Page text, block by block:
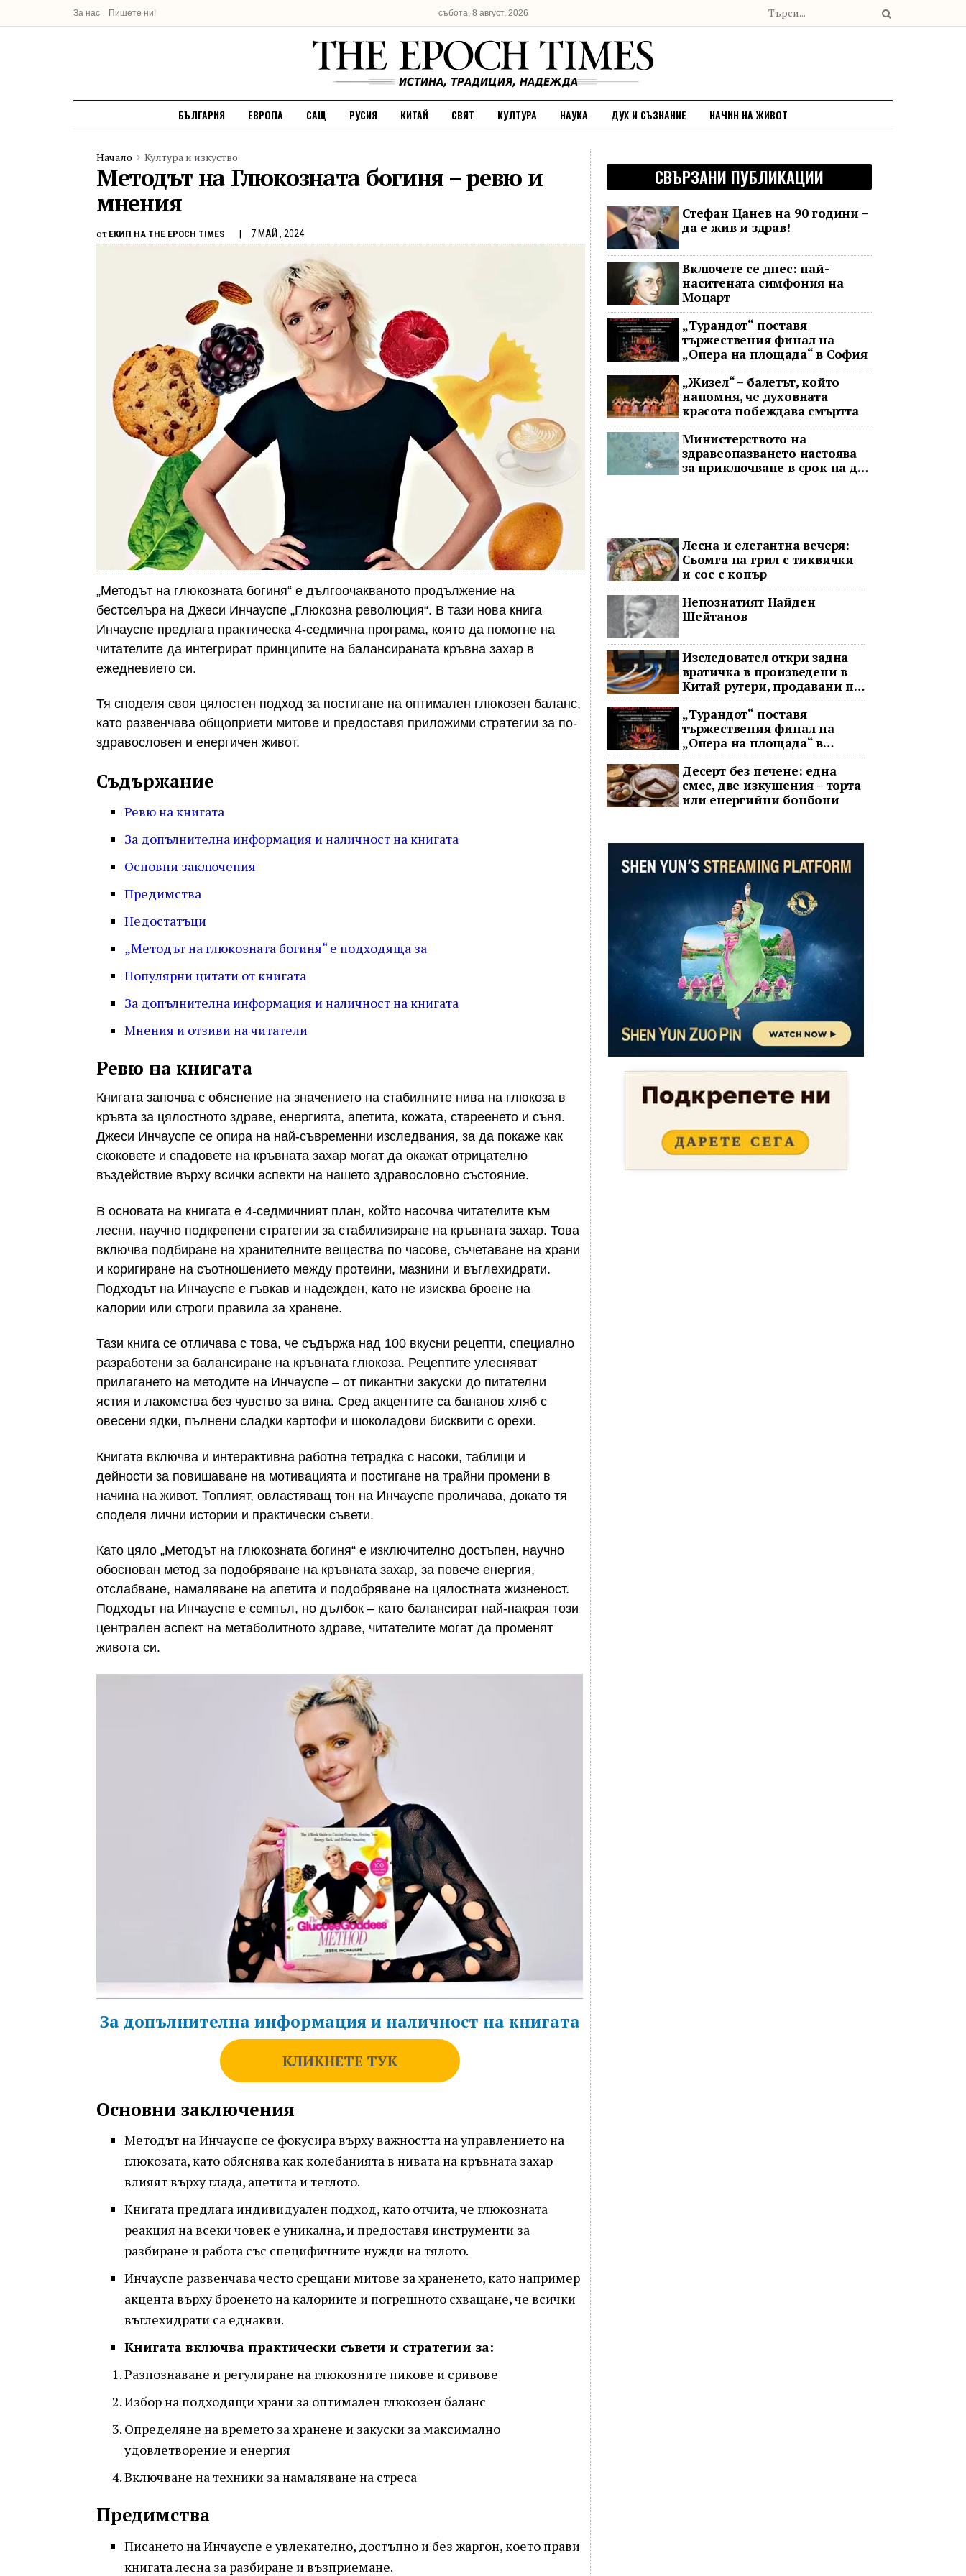
За нас Пишете ни! събота, 8 август, 2026
БЪЛГАРИЯ ЕВРОПА САЩ РУСИЯ КИТАЙ СВЯТ КУЛТУРА НАУКА ДУХ И СЪЗНАНИЕ НАЧИН НА ЖИВОТ
Начало Култура и изкуство
Методът на Глюкозната богиня – ревю и
мнения
от ЕКИП НА THE EPOCH TIMES 7 МАЙ , 2024
„Методът на глюкозната богиня“ е дългоочакваното продължение на
бестселъра на Джеси Инчауспе „Глюкозна революция“. В тази нова книга
Инчауспе предлага практическа 4-седмична програма, която да помогне на
читателите да интегрират принципите на балансираната кръвна захар в
ежедневието си.
Тя споделя своя цялостен подход за постигане на оптимален глюкозен баланс,
като развенчава общоприети митове и предоставя приложими стратегии за по-
здравословен и енергичен живот.
Съдържание
Ревю на книгата
За допълнителна информация и наличност на книгата
Основни заключения
Предимства
Недостатъци
„Методът на глюкозната богиня“ е подходяща за
Популярни цитати от книгата
За допълнителна информация и наличност на книгата
Мнения и отзиви на читатели
Ревю на книгата
Книгата започва с обяснение на значението на стабилните нива на глюкоза в
кръвта за цялостното здраве, енергията, апетита, кожата, стареенето и съня.
Джеси Инчауспе се опира на най-съвременни изследвания, за да покаже как
скоковете и спадовете на кръвната захар могат да окажат отрицателно
въздействие върху всички аспекти на нашето здравословно състояние.
В основата на книгата е 4-седмичният план, който насочва читателите към
лесни, научно подкрепени стратегии за стабилизиране на кръвната захар. Това
включва подбиране на хранителните вещества по часове, съчетаване на храни
и коригиране на съотношението между протеини, мазнини и въглехидрати.
Подходът на Инчауспе е гъвкав и надежден, като не изисква броене на
калории или строги правила за хранене.
Тази книга се отличава с това, че съдържа над 100 вкусни рецепти, специално
разработени за балансиране на кръвната глюкоза. Рецептите улесняват
прилагането на методите на Инчауспе – от пикантни закуски до питателни
ястия и лакомства без чувство за вина. Сред акцентите са бананов хляб с
овесени ядки, пълнени сладки картофи и шоколадови бисквити с орехи.
Книгата включва и интерактивна работна тетрадка с насоки, таблици и
дейности за повишаване на мотивацията и постигане на трайни промени в
начина на живот. Топлият, овластяващ тон на Инчауспе проличава, докато тя
споделя лични истории и практически съвети.
Като цяло „Методът на глюкозната богиня“ е изключително достъпен, научно
обоснован метод за подобряване на кръвната захар, за повече енергия,
отслабване, намаляване на апетита и подобряване на цялостната жизненост.
Подходът на Инчауспе е семпъл, но дълбок – като балансират най-накрая този
централен аспект на метаболитното здраве, читателите могат да променят
живота си.
За допълнителна информация и наличност на книгата
КЛИКНЕТЕ ТУК
Основни заключения
Методът на Инчауспе се фокусира върху важността на управлението на
глюкозата, като обяснява как колебанията в нивата на кръвната захар
влияят върху глада, апетита и теглото.
Книгата предлага индивидуален подход, като отчита, че глюкозната
реакция на всеки човек е уникална, и предоставя инструменти за
разбиране и работа със специфичните нужди на тялото.
Инчауспе развенчава често срещани митове за храненето, като например
акцента върху броенето на калориите и погрешното схващане, че всички
въглехидрати са еднакви.
Книгата включва практически съвети и стратегии за:
Разпознаване и регулиране на глюкозните пикове и сривове
Избор на подходящи храни за оптимален глюкозен баланс
Определяне на времето за хранене и закуски за максимално
удовлетворение и енергия
Включване на техники за намаляване на стреса
Предимства
Писането на Инчауспе е увлекателно, достъпно и без жаргон, което прави
книгата лесна за разбиране и възприемане.
СВЪРЗАНИ ПУБЛИКАЦИИ
Стефан Цанев на 90 години –
да е жив и здрав!
Включете се днес: най-
наситената симфония на
Моцарт
„Турандот“ поставя
тържествения финал на
„Опера на площада“ в София
„Жизел“ – балетът, който
напомня, че духовната
красота побеждава смъртта
Министерството на
здравеопазването настоява
за приключване в срок на два
Лесна и елегантна вечеря:
Сьомга на грил с тиквички
и сос с копър
Непознатият Найден
Шейтанов
Изследовател откри задна
вратичка в произведени в
Китай рутери, продавани по
целия свят
„Турандот“ поставя
тържествения финал на
„Опера на площада“ в
София
Десерт без печене: една
смес, две изкушения – торта
или енергийни бонбони